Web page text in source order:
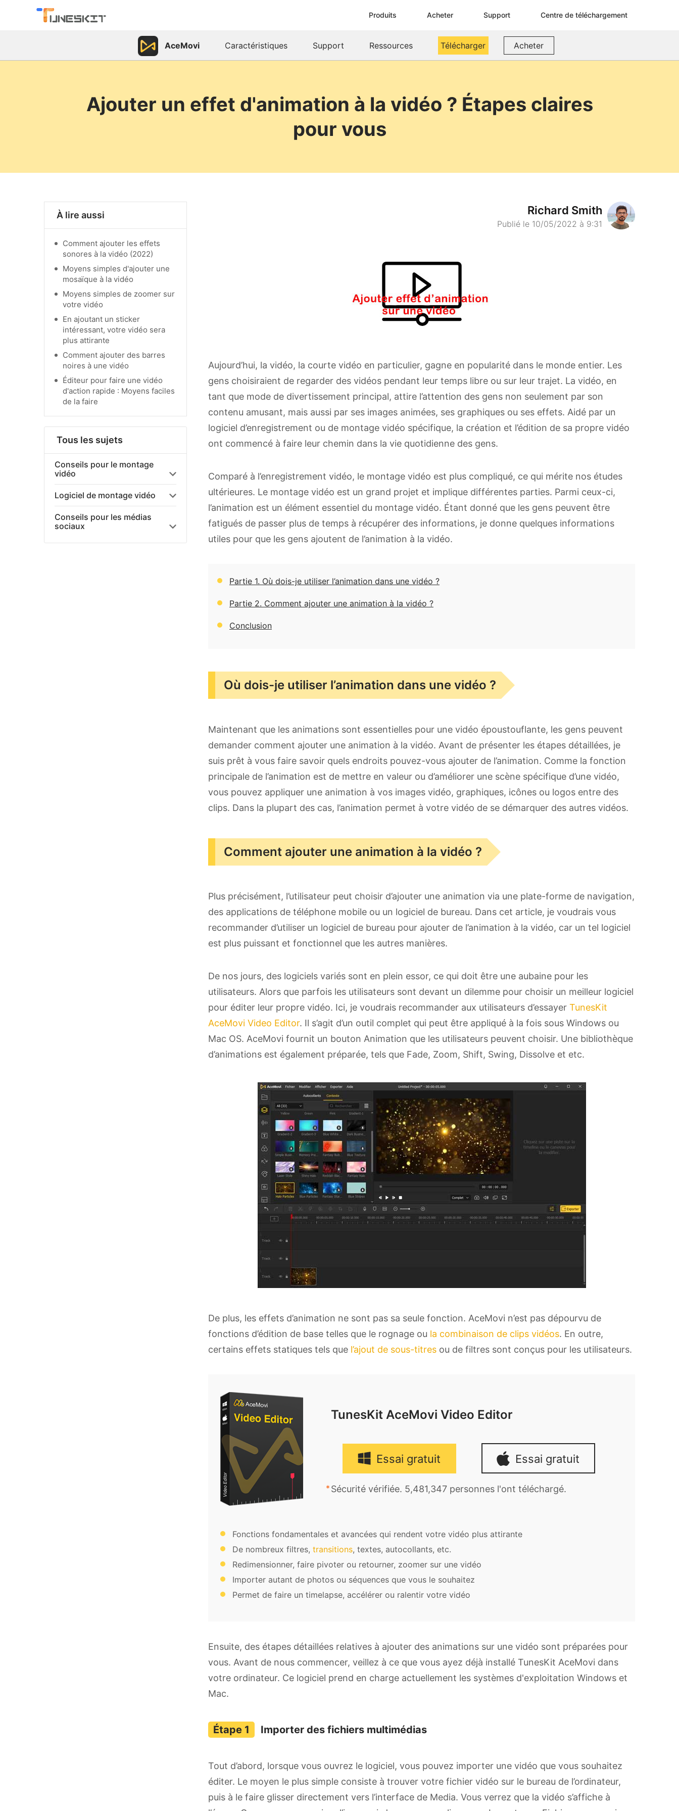
Produits Acheter Support Centre de téléchargement
AceMovi Caractéristiques Support Ressources Télécharger Acheter
Ajouter un effet d'animation à la vidéo ? Étapes claires
pour vous
À lire aussi
Comment ajouter les effets
sonores à la vidéo (2022)
Moyens simples d'ajouter une
mosaïque à la vidéo
Moyens simples de zoomer sur
votre vidéo
En ajoutant un sticker
intéressant, votre vidéo sera
plus attirante
Comment ajouter des barres
noires à une vidéo
Éditeur pour faire une vidéo
d'action rapide : Moyens faciles
de la faire
Tous les sujets
Conseils pour le montage
vidéo
Logiciel de montage vidéo
Conseils pour les médias
sociaux
Richard Smith
Publié le 10/05/2022 à 9:31
Aujourd’hui, la vidéo, la courte vidéo en particulier, gagne en popularité dans le monde entier. Les
gens choisiraient de regarder des vidéos pendant leur temps libre ou sur leur trajet. La vidéo, en
tant que mode de divertissement principal, attire l’attention des gens non seulement par son
contenu amusant, mais aussi par ses images animées, ses graphiques ou ses effets. Aidé par un
logiciel d’enregistrement ou de montage vidéo spécifique, la création et l’édition de sa propre vidéo
ont commencé à faire leur chemin dans la vie quotidienne des gens.
Comparé à l’enregistrement vidéo, le montage vidéo est plus compliqué, ce qui mérite nos études
ultérieures. Le montage vidéo est un grand projet et implique différentes parties. Parmi ceux-ci,
l’animation est un élément essentiel du montage vidéo. Étant donné que les gens peuvent être
fatigués de passer plus de temps à récupérer des informations, je donne quelques informations
utiles pour que les gens ajoutent de l’animation à la vidéo.
Partie 1. Où dois-je utiliser l’animation dans une vidéo ?
Partie 2. Comment ajouter une animation à la vidéo ?
Conclusion
Où dois-je utiliser l’animation dans une vidéo ?
Maintenant que les animations sont essentielles pour une vidéo époustouflante, les gens peuvent
demander comment ajouter une animation à la vidéo. Avant de présenter les étapes détaillées, je
suis prêt à vous faire savoir quels endroits pouvez-vous ajouter de l’animation. Comme la fonction
principale de l’animation est de mettre en valeur ou d’améliorer une scène spécifique d’une vidéo,
vous pouvez appliquer une animation à vos images vidéo, graphiques, icônes ou logos entre des
clips. Dans la plupart des cas, l’animation permet à votre vidéo de se démarquer des autres vidéos.
Comment ajouter une animation à la vidéo ?
Plus précisément, l’utilisateur peut choisir d’ajouter une animation via une plate-forme de navigation,
des applications de téléphone mobile ou un logiciel de bureau. Dans cet article, je voudrais vous
recommander d’utiliser un logiciel de bureau pour ajouter de l’animation à la vidéo, car un tel logiciel
est plus puissant et fonctionnel que les autres manières.
De nos jours, des logiciels variés sont en plein essor, ce qui doit être une aubaine pour les
utilisateurs. Alors que parfois les utilisateurs sont devant un dilemme pour choisir un meilleur logiciel
pour éditer leur propre vidéo. Ici, je voudrais recommander aux utilisateurs d’essayer TunesKit
AceMovi Video Editor. Il s’agit d’un outil complet qui peut être appliqué à la fois sous Windows ou
Mac OS. AceMovi fournit un bouton Animation que les utilisateurs peuvent choisir. Une bibliothèque
d’animations est également préparée, tels que Fade, Zoom, Shift, Swing, Dissolve et etc.
De plus, les effets d’animation ne sont pas sa seule fonction. AceMovi n’est pas dépourvu de
fonctions d’édition de base telles que le rognage ou la combinaison de clips vidéos. En outre,
certains effets statiques tels que l’ajout de sous-titres ou de filtres sont conçus pour les utilisateurs.
TunesKit AceMovi Video Editor
Essai gratuit Essai gratuit
Sécurité vérifiée. 5,481,347 personnes l'ont téléchargé.
Fonctions fondamentales et avancées qui rendent votre vidéo plus attirante
De nombreux filtres, transitions, textes, autocollants, etc.
Redimensionner, faire pivoter ou retourner, zoomer sur une vidéo
Importer autant de photos ou séquences que vous le souhaitez
Permet de faire un timelapse, accélérer ou ralentir votre vidéo
Ensuite, des étapes détaillées relatives à ajouter des animations sur une vidéo sont préparées pour
vous. Avant de nous commencer, veillez à ce que vous ayez déjà installé TunesKit AceMovi dans
votre ordinateur. Ce logiciel prend en charge actuellement les systèmes d'exploitation Windows et
Mac.
Importer des fichiers multimédias
Tout d’abord, lorsque vous ouvrez le logiciel, vous pouvez importer une vidéo que vous souhaitez
éditer. Le moyen le plus simple consiste à trouver votre fichier vidéo sur le bureau de l’ordinateur,
puis à le faire glisser directement vers l’interface de Media. Vous verrez que la vidéo s’affiche à